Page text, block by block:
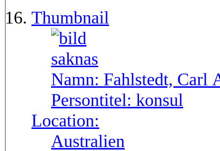
Thumbnail
Namn: Fahlstedt, Carl
Persontitel: konsul
Location:
Australien